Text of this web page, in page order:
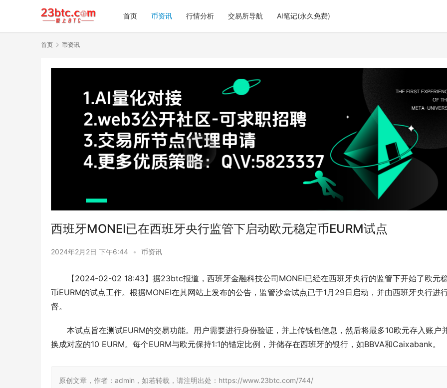
首页 币资讯 行情分析 交易所导航 AI笔记(永久免费)
首页 币资讯
西班牙MONEI已在西班牙央行监管下启动欧元稳定币EURM试点
2024年2月2日 下午6:44 • 币资讯
【2024-02-02 18:43】据23btc报道，西班牙金融科技公司MONEI已经在西班牙央行的监管下开始了欧元
币EURM的试点工作。根据MONEI在其网站上发布的公告，监管沙盒试点已于1月29日启动，并由西班牙央行进
督。
本试点旨在测试EURM的交易功能。用户需要进行身份验证，并上传钱包信息，然后将最多10欧元存入账户
换成对应的10 EURM。每个EURM与欧元保持1:1的锚定比例，并储存在西班牙的银行，如BBVA和Caixabank。
原创文章，作者：admin，如若转载，请注明出处：https://www.23btc.com/744/